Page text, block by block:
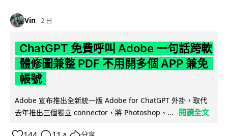
Vin 2 日
ChatGPT 免費呼叫 Adobe 一句話跨軟
體修圖兼整 PDF 不用開多個 APP 兼免
帳號
Adobe 宣布推出全新統一版 Adobe for ChatGPT 外掛，取代
去年推出三個獨立 connector，將 Photoshop、...
閱讀全文